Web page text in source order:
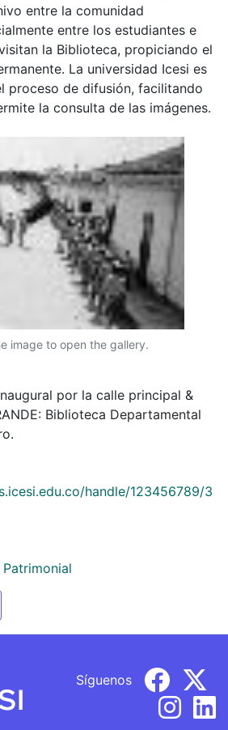
entre la comunidad
entre los estudiantes e
la Biblioteca, propiciando el
La universidad Icesi es
proceso de difusión, facilitando
la consulta de las imágenes.
image to open the gallery.
por la calle principal &
Biblioteca Departamental
handle/123456789/3
Síguenos